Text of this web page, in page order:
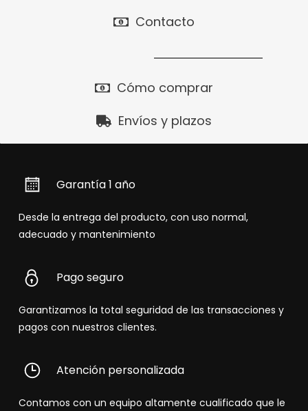
Contacto
Cómo comprar
Envíos y plazos
Garantía 1 año
Desde la entrega del producto, con uso normal,
adecuado y mantenimiento
Pago seguro
Garantizamos la total seguridad de las transacciones y
pagos con nuestros clientes.
Atención personalizada
Contamos con un equipo altamente cualificado que le